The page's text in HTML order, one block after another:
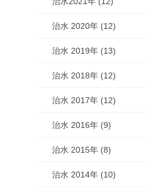
治水 2020年 (12)
治水 2019年 (13)
治水 2018年 (12)
治水 2017年 (12)
治水 2016年 (9)
治水 2015年 (8)
治水 2014年 (10)